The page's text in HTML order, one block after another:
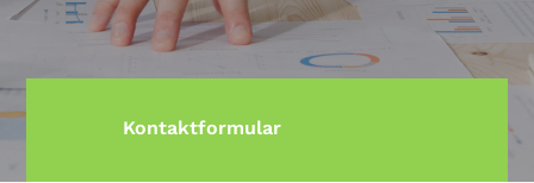
Kontaktformular